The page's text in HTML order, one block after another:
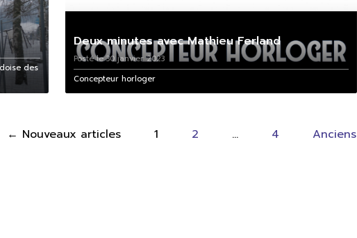
des
Deux minutes avec Mathieu Ferland
Posté le 30 janvier 2023
Concepteur horloger
← Nouveaux articles 1 2 … 4 Anciens